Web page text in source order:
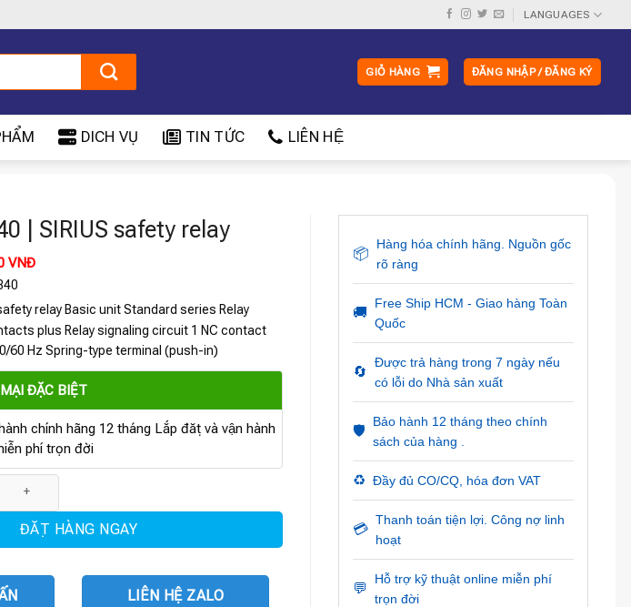
LANGUAGES
GIỎ HÀNG ĐĂNG NHẬP / ĐĂNG KÝ
DICH VỤ TIN TỨC LIÊN HỆ
| SIRIUS safety relay
VNĐ.
VNĐGiá
là:
3.350.000 VNĐ.
relay Basic unit Standard series Relay
plus Relay signaling circuit 1 NC contact
60 Hz Spring-type terminal (push-in)
ĐẶC BIỆT
chính hãng 12 tháng Lắp đặt và vận hành
phí trọn đời
ĐẶT HÀNG NGAY
LIÊN HỆ ZALO
📦
Hàng hóa chính hãng. Nguồn gốc
rõ ràng
🚚
Free Ship HCM - Giao hàng Toàn
Quốc
🔄
Được trả hàng trong 7 ngày nếu
có lỗi do Nhà sản xuất
🛡️
Bảo hành 12 tháng theo chính
sách của hàng .
♻️ Đầy đủ CO/CQ, hóa đơn VAT
💳
Thanh toán tiện lợi. Công nợ linh
hoạt
💬
Hỗ trợ kỹ thuật online miễn phí
trọn đời